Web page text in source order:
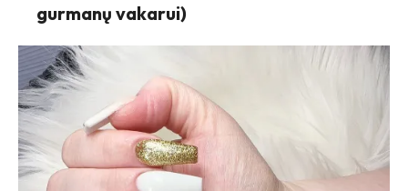
gurmanų vakarui)